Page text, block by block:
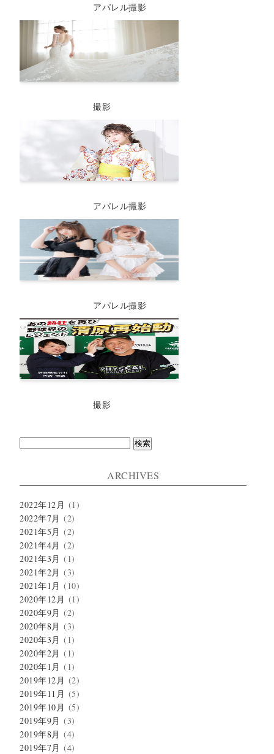
アパレル撮影
撮影
アパレル撮影
アパレル撮影
撮影
検
ARCHIVES
2022年12月 (1)
2022年7月 (2)
2021年5月 (2)
2021年4月 (2)
2021年3月 (1)
2021年2月 (3)
2021年1月 (10)
2020年12月 (1)
2020年9月 (2)
2020年8月 (3)
2020年3月 (1)
2020年2月 (1)
2020年1月 (1)
2019年12月 (2)
2019年11月 (5)
2019年10月 (5)
2019年9月 (3)
2019年8月 (4)
2019年7月 (4)